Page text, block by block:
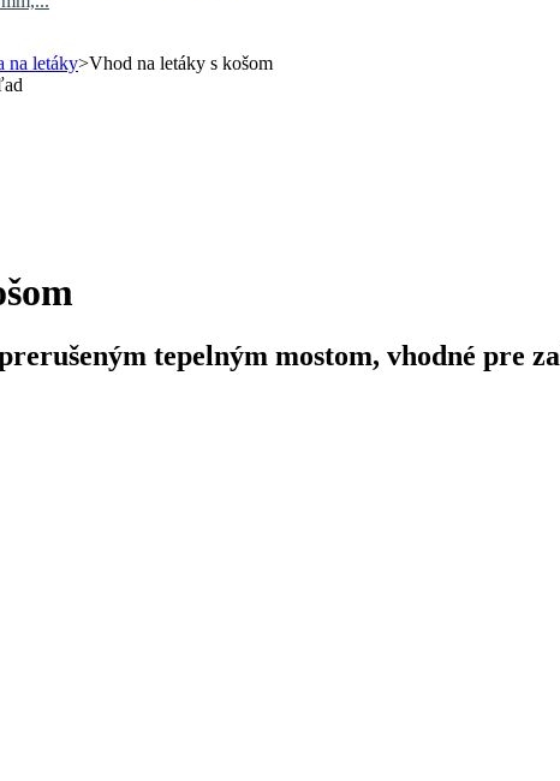
na letáky>Vhod na letáky s košom
tepelným mostom, vhodné pre